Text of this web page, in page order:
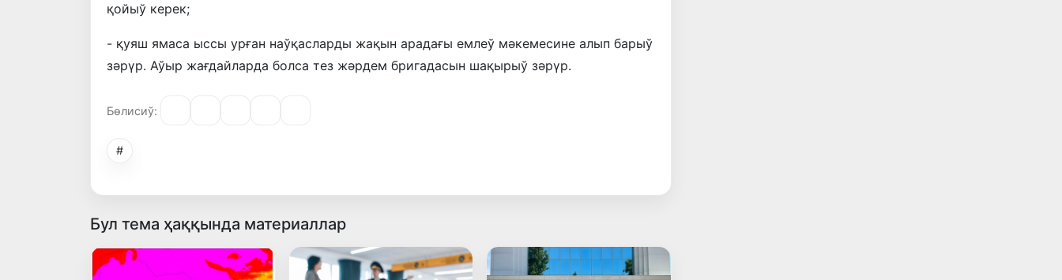
қойыў керек;
- қуяш ямаса ыссы урған наўқасларды жақын арадағы емлеў мәкемесине алып барыў
зәрүр. Аўыр жағдайларда болса тез жәрдем бригадасын шақырыў зәрүр.
Бөлисиў:
#
Бул тема ҳаққында материаллар